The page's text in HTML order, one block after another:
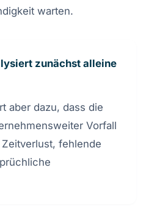
warten.
zunächst alleine
aber dazu, dass die
Vorfall
Zeitverlust, fehlende